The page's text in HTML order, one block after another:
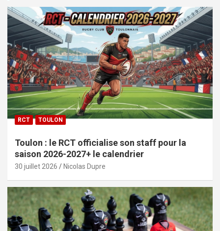
RCT TOULON
Toulon : le RCT officialise son staff pour la
saison 2026-2027+ le calendrier
30 juillet 2026 Nicolas Dupre